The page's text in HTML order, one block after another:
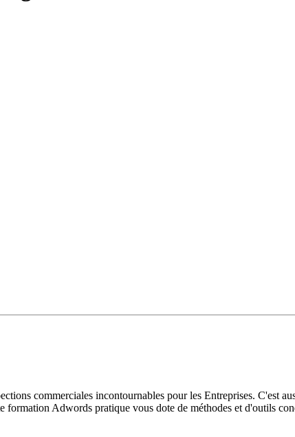
commerciales incontournables pour les Entreprises. C'est
Adwords pratique vous dote de méthodes et d'outils